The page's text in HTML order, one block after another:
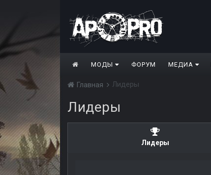
МОДЫ ФОРУМ МЕДИА
Главная Лидеры
Лидеры
Лидеры